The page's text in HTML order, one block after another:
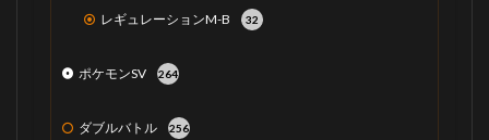
レギュレーションM-B 32
ポケモンSV 264
ダブルバトル 256